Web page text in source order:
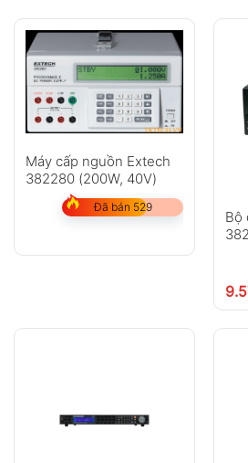
Máy cấp nguồn Extech
382280 (200W, 40V)
Đã bán 529
Bộ